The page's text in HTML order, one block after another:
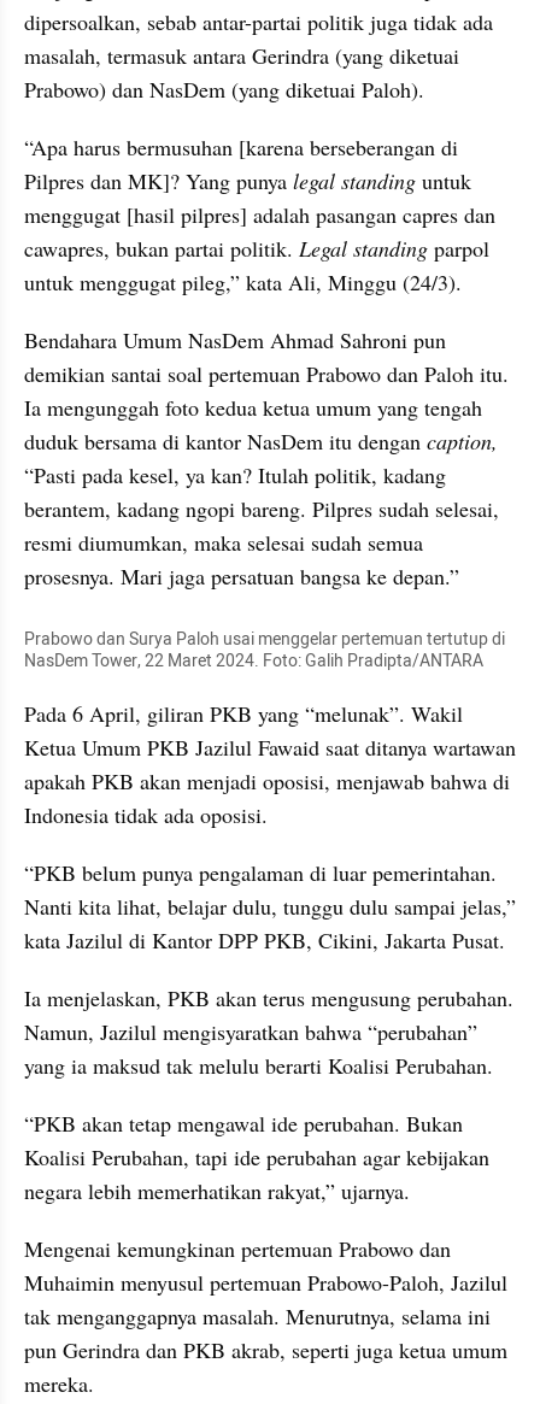
dipersoalkan, sebab antar-partai politik juga tidak ada
masalah, termasuk antara Gerindra (yang diketuai
Prabowo) dan NasDem (yang diketuai Paloh).
“Apa harus bermusuhan [karena berseberangan di
Pilpres dan MK]? Yang punya legal standing untuk
menggugat [hasil pilpres] adalah pasangan capres dan
cawapres, bukan partai politik. Legal standing parpol
untuk menggugat pileg,” kata Ali, Minggu (24/3).
Bendahara Umum NasDem Ahmad Sahroni pun
demikian santai soal pertemuan Prabowo dan Paloh itu.
Ia mengunggah foto kedua ketua umum yang tengah
duduk bersama di kantor NasDem itu dengan caption,
“Pasti pada kesel, ya kan? Itulah politik, kadang
berantem, kadang ngopi bareng. Pilpres sudah selesai,
resmi diumumkan, maka selesai sudah semua
prosesnya. Mari jaga persatuan bangsa ke depan.”
Prabowo dan Surya Paloh usai menggelar pertemuan tertutup di
NasDem Tower, 22 Maret 2024. Foto: Galih Pradipta/ANTARA
Pada 6 April, giliran PKB yang “melunak”. Wakil
Ketua Umum PKB Jazilul Fawaid saat ditanya wartawan
apakah PKB akan menjadi oposisi, menjawab bahwa di
Indonesia tidak ada oposisi.
“PKB belum punya pengalaman di luar pemerintahan.
Nanti kita lihat, belajar dulu, tunggu dulu sampai jelas,”
kata Jazilul di Kantor DPP PKB, Cikini, Jakarta Pusat.
Ia menjelaskan, PKB akan terus mengusung perubahan.
Namun, Jazilul mengisyaratkan bahwa “perubahan”
yang ia maksud tak melulu berarti Koalisi Perubahan.
“PKB akan tetap mengawal ide perubahan. Bukan
Koalisi Perubahan, tapi ide perubahan agar kebijakan
negara lebih memerhatikan rakyat,” ujarnya.
Mengenai kemungkinan pertemuan Prabowo dan
Muhaimin menyusul pertemuan Prabowo-Paloh, Jazilul
tak menganggapnya masalah. Menurutnya, selama ini
pun Gerindra dan PKB akrab, seperti juga ketua umum
mereka.